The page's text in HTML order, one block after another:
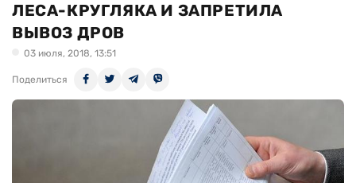
ЛЕСА-КРУГЛЯКА И ЗАПРЕТИЛА
ВЫВОЗ ДРОВ
03 июля, 2018, 13:51
Поделиться